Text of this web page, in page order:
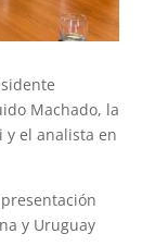
Machado, la
y el analista en
y Uruguay